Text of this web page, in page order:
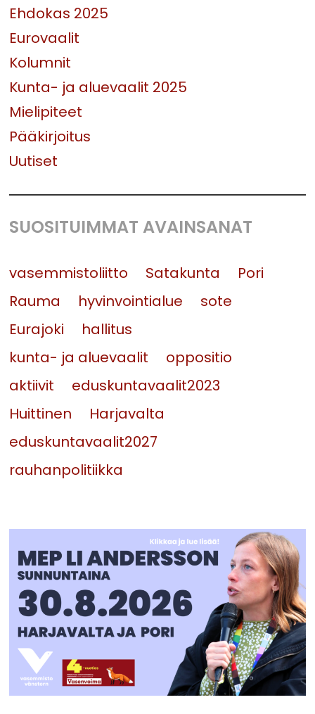
Ehdokas 2025
Eurovaalit
Kolumnit
Kunta- ja aluevaalit 2025
Mielipiteet
Pääkirjoitus
Uutiset
SUOSITUIMMAT AVAINSANAT
vasemmistoliitto Satakunta
Pori
Rauma
hyvinvointialue
sote
Eurajoki
hallitus
kunta- ja aluevaalit
oppositio
aktiivit
eduskuntavaalit2023
Huittinen
Harjavalta
eduskuntavaalit2027
rauhanpolitiikka